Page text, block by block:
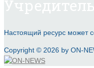
Настоящий ресурс может
Copyright © 2026 by ON-